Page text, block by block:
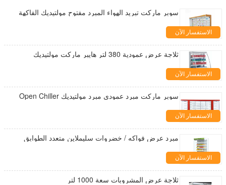
سوبر ماركت تبريد الهواء المبرد مفتوح مولتيديك الفاكهة
الاستفسار الآن
ثلاجة عرض عمودية 380 لتر هايبر ماركت مولتيديك
الاستفسار الآن
سوبر ماركت مبرد عمودي مبرد مولتيديك Open Chiller
الاستفسار الآن
مبرد عرض فواكه / خضروات سليملاين متعدد الطوابق
الاستفسار الآن
ثلاجة عرض المشروبات سعة 1000 لتر